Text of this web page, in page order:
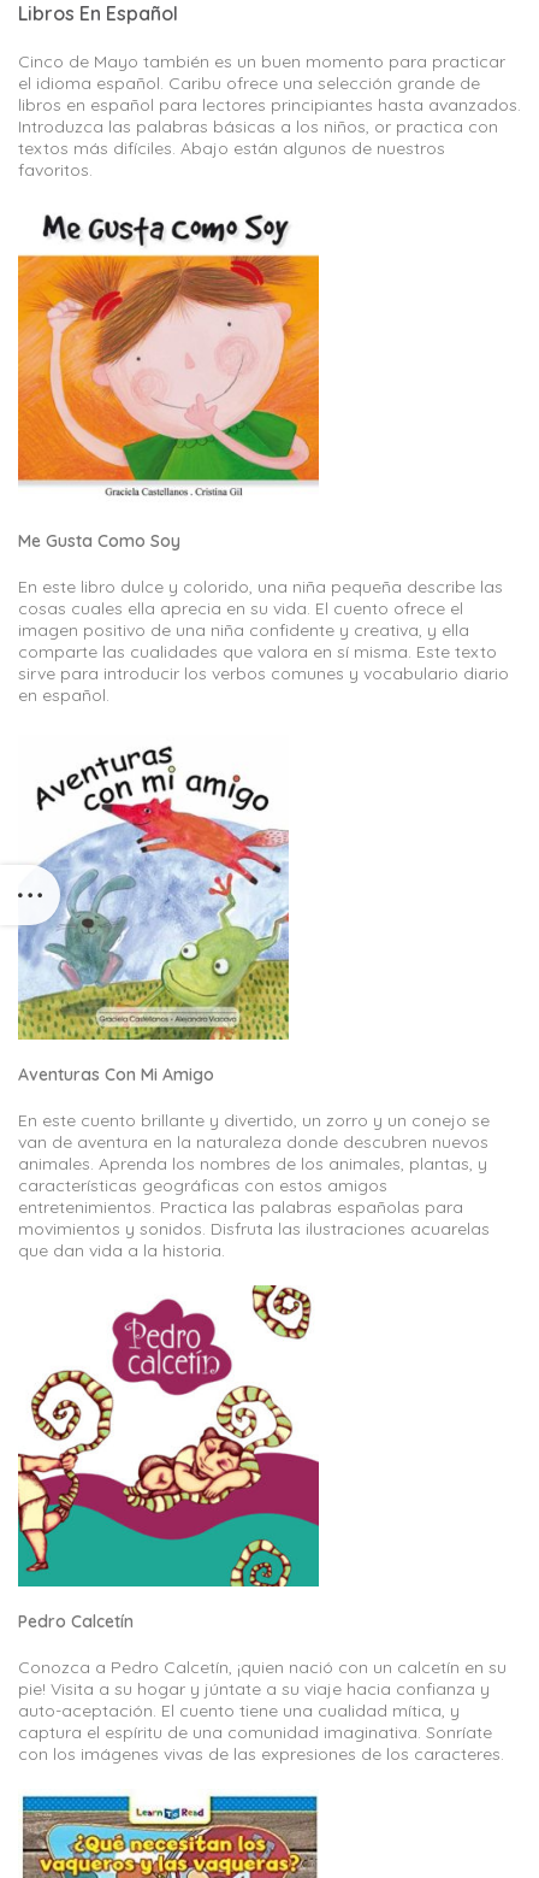
Libros En Español
Cinco de Mayo también es un buen momento para practicar
el idioma español. Caribu ofrece una selección grande de
libros en español para lectores principiantes hasta avanzados.
Introduzca las palabras básicas a los niños, or practica con
textos más difíciles. Abajo están algunos de nuestros
favoritos.
Me Gusta Como Soy
En este libro dulce y colorido, una niña pequeña describe las
cosas cuales ella aprecia en su vida. El cuento ofrece el
imagen positivo de una niña confidente y creativa, y ella
comparte las cualidades que valora en sí misma. Este texto
sirve para introducir los verbos comunes y vocabulario diario
en español.
Aventuras Con Mi Amigo
En este cuento brillante y divertido, un zorro y un conejo se
van de aventura en la naturaleza donde descubren nuevos
animales. Aprenda los nombres de los animales, plantas, y
características geográficas con estos amigos
entretenimientos. Practica las palabras españolas para
movimientos y sonidos. Disfruta las ilustraciones acuarelas
que dan vida a la historia.
Pedro Calcetín
Conozca a Pedro Calcetín, ¡quien nació con un calcetín en su
pie! Visita a su hogar y júntate a su viaje hacia confianza y
auto-aceptación. El cuento tiene una cualidad mítica, y
captura el espíritu de una comunidad imaginativa. Sonríate
con los imágenes vivas de las expresiones de los caracteres.